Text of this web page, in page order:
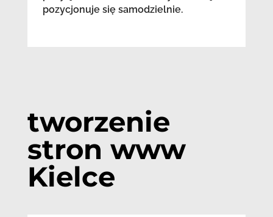
pozycjonuje się samodzielnie.
tworzenie
stron www
Kielce